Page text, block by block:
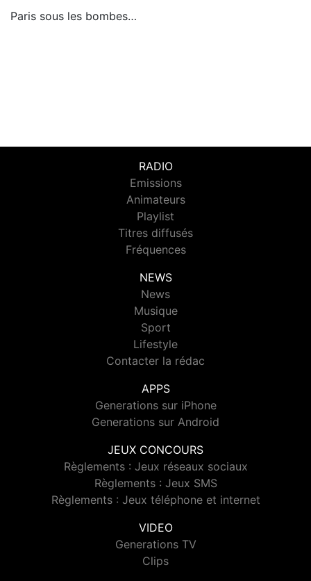
Paris sous les bombes…
RADIO
Emissions
Animateurs
Playlist
Titres diffusés
Fréquences
NEWS
News
Musique
Sport
Lifestyle
Contacter la rédac
APPS
Generations sur iPhone
Generations sur Android
JEUX CONCOURS
Règlements : Jeux réseaux sociaux
Règlements : Jeux SMS
Règlements : Jeux téléphone et internet
VIDEO
Generations TV
Clips